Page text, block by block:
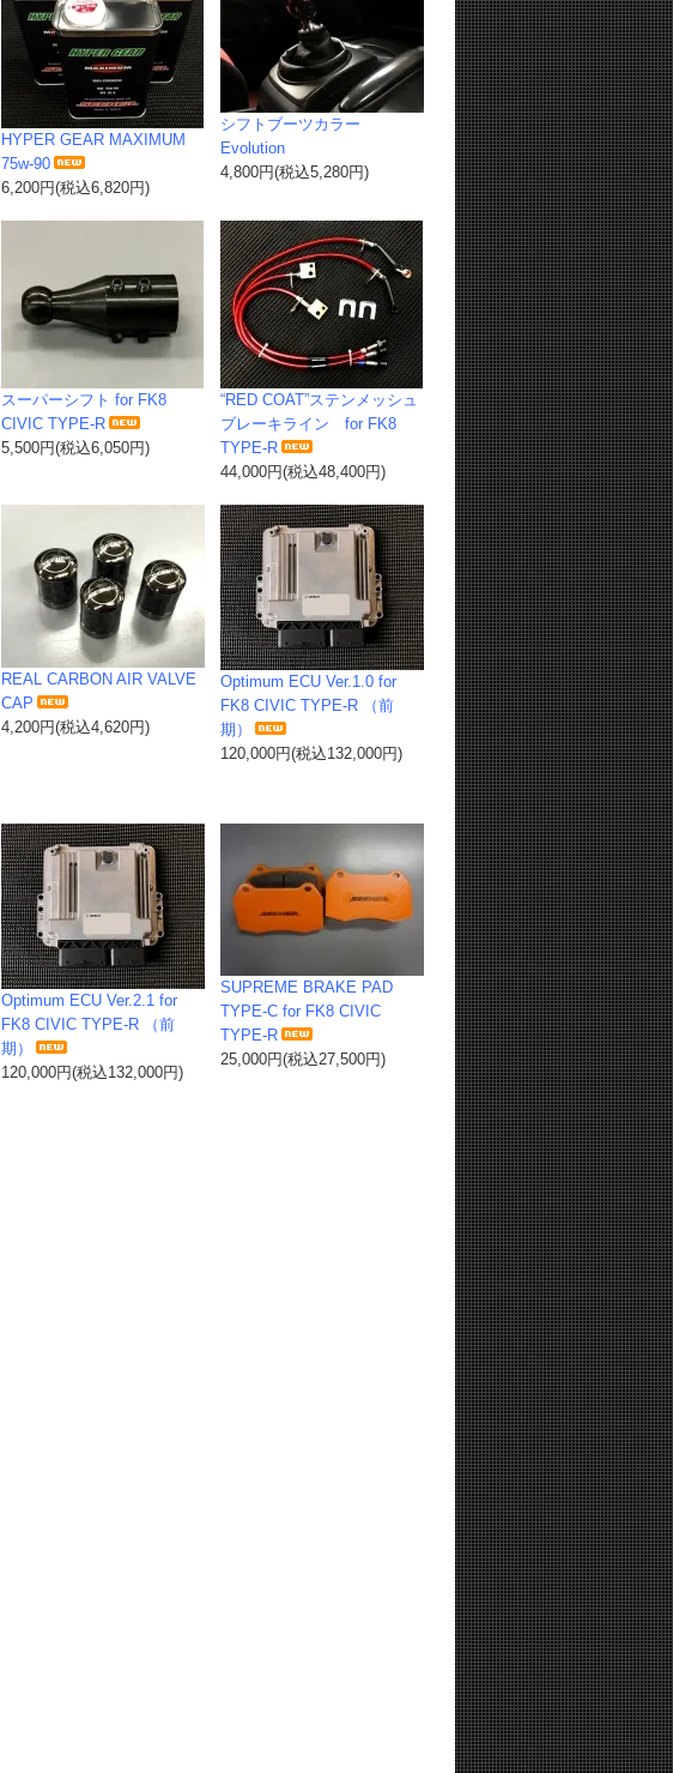
HYPER GEAR MAXIMUM
75w-90
6,200円(税込6,820円)
シフトブーツカラー
Evolution
4,800円(税込5,280円)
スーパーシフト for FK8
CIVIC TYPE-R
5,500円(税込6,050円)
“RED COAT”ステンメッシュ
ブレーキライン for FK8
TYPE-R
44,000円(税込48,400円)
REAL CARBON AIR VALVE
CAP
4,200円(税込4,620円)
Optimum ECU Ver.1.0 for
FK8 CIVIC TYPE-R （前
期）
120,000円(税込132,000円)
Optimum ECU Ver.2.1 for
FK8 CIVIC TYPE-R （前
期）
120,000円(税込132,000円)
SUPREME BRAKE PAD
TYPE-C for FK8 CIVIC
TYPE-R
25,000円(税込27,500円)